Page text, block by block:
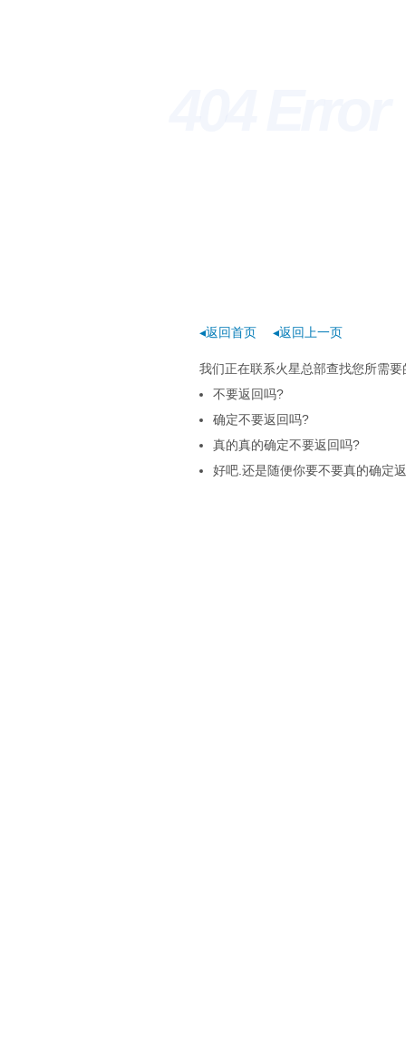
◂返回首页 ◂返回上一页
我们正在联系火星总部查找您所需
不要返回吗?
确定不要返回吗?
真的真的确定不要返回吗?
好吧.还是随便你要不要真的确定